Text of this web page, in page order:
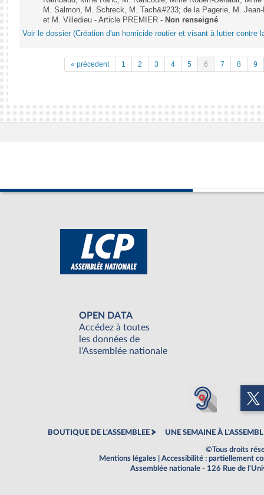
M. Salmon, M. Schreck, M. Tach&#233; de la Pagerie, M.
et M. Villedieu - Article PREMIER - Non renseigné
Voir le dossier (Création d'un homicide routier et visant à lutter contre
« précedent 1 2 3 4 5 6 7 8 9
OPEN DATA
Accédez à toutes
les données de
l'Assemblée nationale
BOUTIQUE DE L'ASSEMBLEE UNE SEMAINE À
©Tous droits
Mentions légales
Accessibilité : partiellement
Assemblée nationale - 126 Rue de